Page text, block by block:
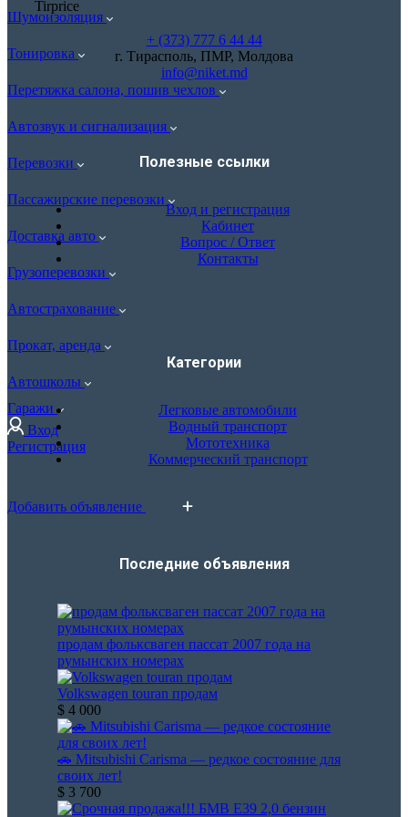
Шумоизоляция
Тонировка
Перетяжка салона, пошив чехлов
Автозвук и сигнализация
Перевозки
Пассажирские перевозки
Доставка авто
Грузоперевозки
Автострахование
Прокат, аренда
Автошколы
Гаражи
Вход
Регистрация
Добавить объявление
+ (373) 777 6 44 44
г. Тирасполь, ПМР, Молдова
info@niket.md
Полезные ссылки
Вход и регистрация
Кабинет
Вопрос / Ответ
Контакты
Категории
Легковые автомобили
Водный транспорт
Мототехника
Коммерческий транспорт
Последние объявления​
продам фольксваген пассат 2007 года на
румынских номерах
Volkswagen touran продам
$ 4 000
🚗 Mitsubishi Carisma — редкое состояние для
своих лет!
$ 3 700